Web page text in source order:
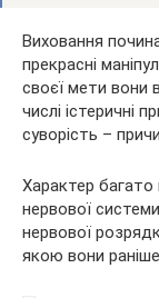
Виховання
прекрасні
своєї мети вони
числі істеричні
суворість –
Характер
нервової
нервової
якою вони